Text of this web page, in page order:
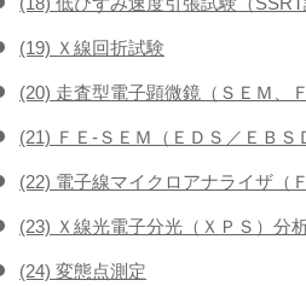
(19) Ｘ線回折試験
(20) 走査型電子顕微鏡（ＳＥＭ、
(21) ＦＥ-ＳＥＭ（ＥＤＳ／ＥＢＳ
(22) 電子線マイクロアナライザ（
(23) Ｘ線光電子分光（ＸＰＳ）分
(24) 変態点測定